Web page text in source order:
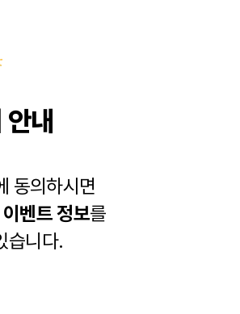
내
동의하시면
이벤트 정보를
습니다.